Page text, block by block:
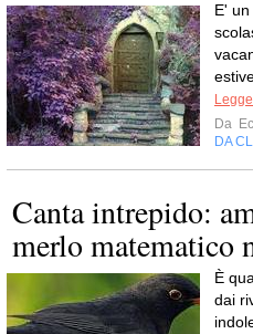
E'
Da
DA
Canta intrepido:
merlo matematico
È
dai